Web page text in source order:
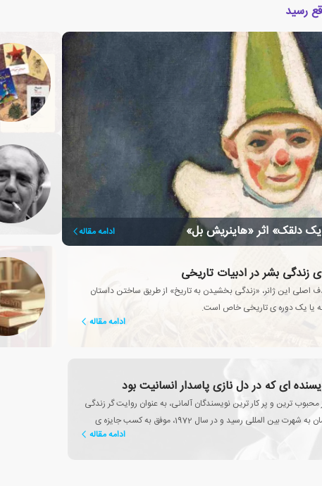
رسید
دلقک» اثر «هاینریش بل» ادامه مقاله
زندگی بشر در ادبیات تاریخی
این ژانر، «زندگی بخشیدن به تاریخ» از طریق ساختن داستان
یا یک دوره ی تاریخی خاص است.
ادامه مقاله
ای که در دل نازی پاسدار انسانیت بود
ترین و پر کار ترین نویسندگان آلمانی، به عنوان روایت گر زندگی
در جمهوری فدرال آلمان به شهرت بین المللی رسید و در سال 1972، موفق به کسب جایزه ی
ادامه مقاله